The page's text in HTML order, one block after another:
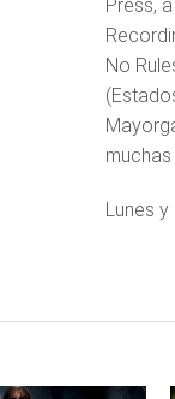
Press,
No
Lunes